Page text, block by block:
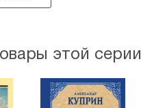
этой серии